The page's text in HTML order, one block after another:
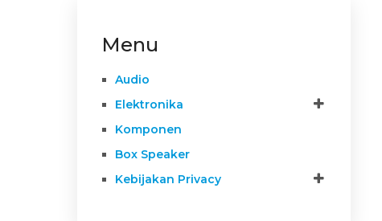
Menu
Audio
Elektronika
Komponen
Box Speaker
Kebijakan Privacy